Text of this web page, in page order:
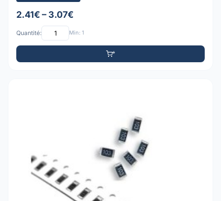
2.41€ – 3.07€
Quantité: Min: 1